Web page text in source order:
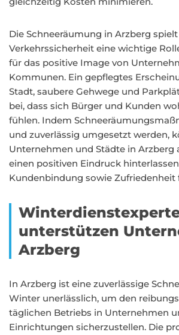
Die Schneeräumung in Arzberg
Verkehrssicherheit eine wichtige
für das positive Image von
Kommunen. Ein gepflegtes
Stadt, saubere Gehwege und
bei, dass sich Bürger und Kunden
fühlen. Indem
und zuverlässig umgesetzt werden,
Unternehmen und Städte in Arzberg
einen positiven Eindruck
Kundenbindung sowie Zufriedenheit
unterstützen
Arzberg
In Arzberg ist eine zuverlässige
Winter unerlässlich, um den
täglichen Betriebs in Unternehmen
Einrichtungen sicherzustellen. Die